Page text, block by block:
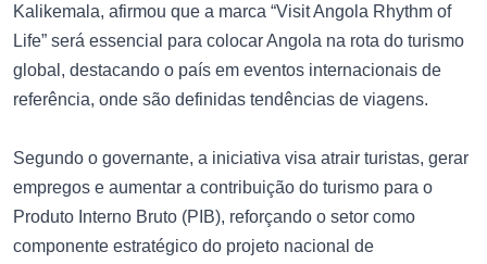
Kalikemala, afirmou que a marca “Visit Angola Rhythm of
Life” será essencial para colocar Angola na rota do turismo
global, destacando o país em eventos internacionais de
referência, onde são definidas tendências de viagens.
Segundo o governante, a iniciativa visa atrair turistas, gerar
empregos e aumentar a contribuição do turismo para o
Produto Interno Bruto (PIB), reforçando o setor como
componente estratégico do projeto nacional de